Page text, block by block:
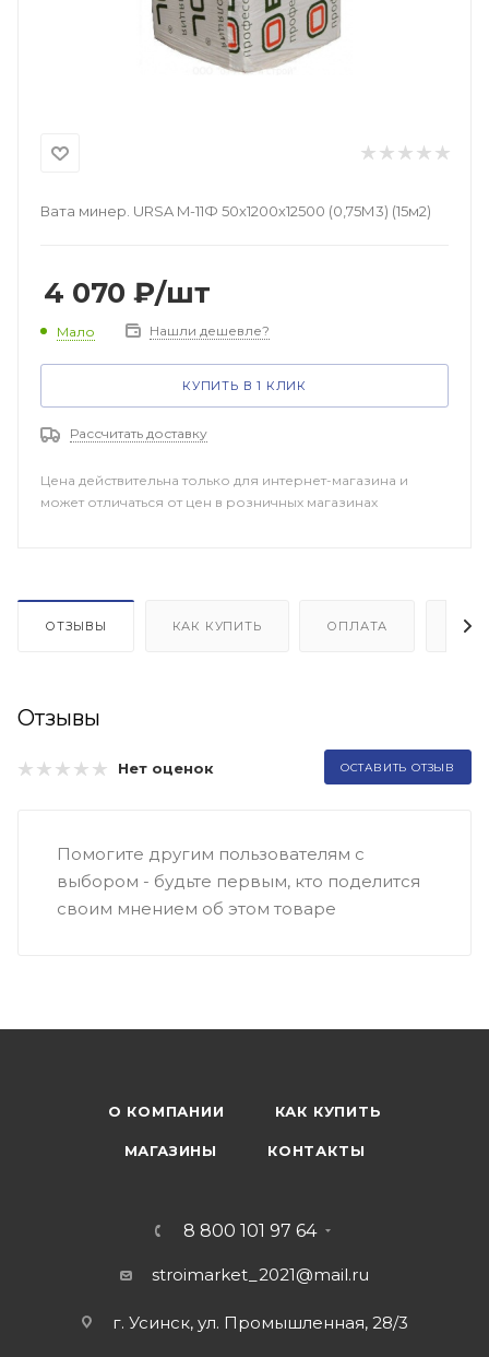
Вата минер. URSA M-11Ф 50х1200х12500 (0,75М3) (15м2)
4 070 ₽/шт
Мало Нашли дешевле?
КУПИТЬ В 1 КЛИК
Рассчитать доставку
Цена действительна только для интернет-магазина и
может отличаться от цен в розничных магазинах
ОТЗЫВЫ КАК КУПИТЬ ОПЛАТА
Отзывы
Нет оценок ОСТАВИТЬ ОТЗЫВ
Помогите другим пользователям с
выбором - будьте первым, кто поделится
своим мнением об этом товаре
О КОМПАНИИ КАК КУПИТЬ
МАГАЗИНЫ КОНТАКТЫ
8 800 101 97 64
stroimarket_2021@mail.ru
г. Усинск, ул. Промышленная, 28/3